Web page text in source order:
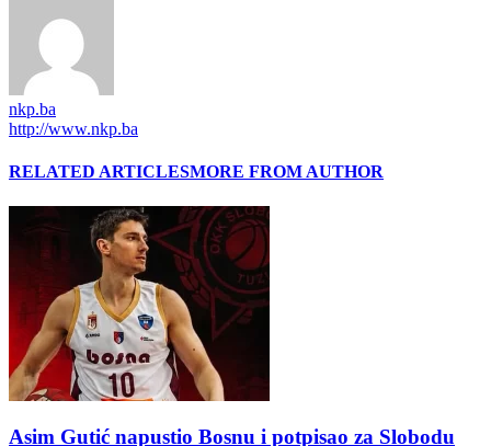
nkp.ba
http://www.nkp.ba
RELATED ARTICLESMORE FROM AUTHOR
Asim Gutić napustio Bosnu i potpisao za Slobodu